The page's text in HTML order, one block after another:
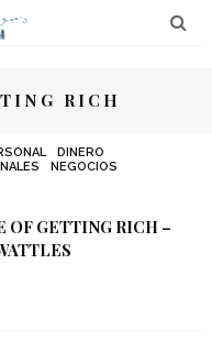
RICH
DINERO
NEGOCIOS
OF GETTING RICH –